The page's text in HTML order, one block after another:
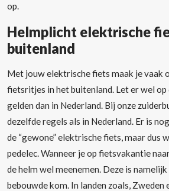
op.
Helmplicht elektrische
buitenland
Met jouw elektrische fiets maak je vaak
fietsritjes in het buitenland. Let er wel op
gelden dan in Nederland. Bij onze
dezelfde regels als in Nederland. Er is
de “gewone” elektrische fiets, maar dus
pedelec. Wanneer je op fietsvakantie
de helm wel meenemen. Deze is
bebouwde kom. In landen zoals,